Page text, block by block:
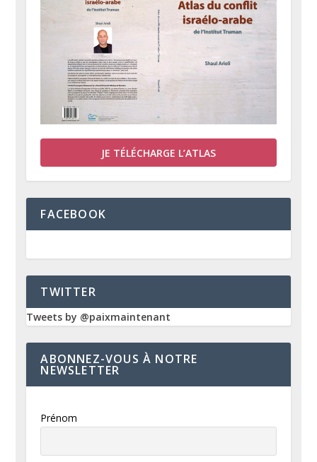
JE TÉLÉCHARGE L’ATLAS
FACEBOOK
TWITTER
Tweets by @paixmaintenant
ABONNEZ-VOUS À NOTRE
NEWSLETTER
Prénom